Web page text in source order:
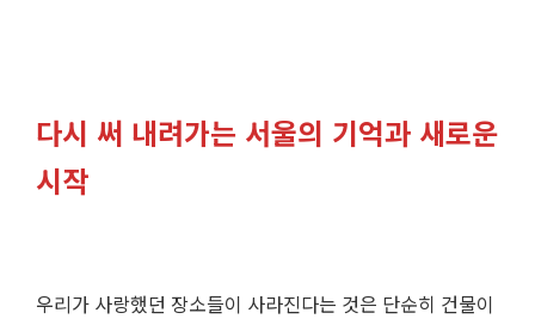
다시 써 내려가는 서울의 기억과 새로운
시작
우리가 사랑했던 장소들이 사라진다는 것은 단순히 건물이